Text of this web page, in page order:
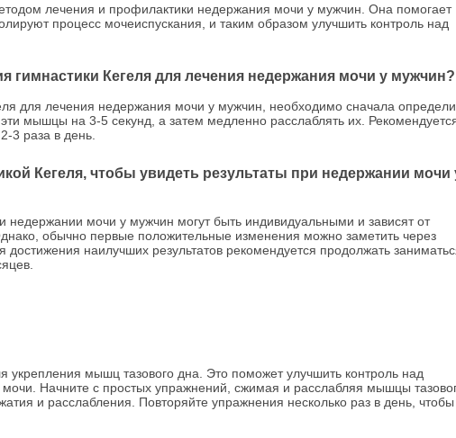
лечения и профилактики недержания мочи у мужчин. Она помогает
процесс мочеиспускания, и таким образом улучшить контроль над
гимнастики Кегеля для лечения недержания мочи у мужчин?
для лечения недержания мочи у мужчин, необходимо сначала
мышцы на 3-5 секунд, а затем медленно расслаблять их.
3 раза в день.
Кегеля, чтобы увидеть результаты при недержании мочи
недержании мочи у мужчин могут быть индивидуальными и зависят от
обычно первые положительные изменения можно заметить через
достижения наилучших результатов рекомендуется продолжать
укрепления мышц тазового дна. Это поможет улучшить контроль над
Начните с простых упражнений, сжимая и расслабляя мышцы
и расслабления. Повторяйте упражнения несколько раз в день, чтобы